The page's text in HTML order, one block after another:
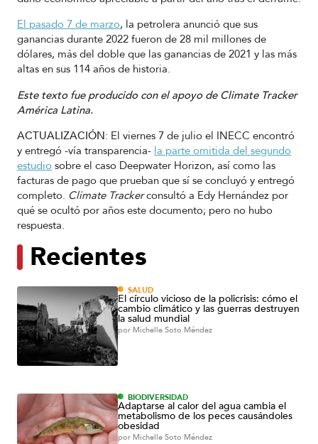
El pasado 7 de marzo, la petrolera anunció que sus
ganancias durante 2022 fueron de 28 mil millones de
dólares, más del doble que las ganancias de 2021 y las más
altas en sus 114 años de historia.
Este texto fue producido con el apoyo de Climate Tracker
América Latina.
ACTUALIZACIÓN: El viernes 7 de julio el INECC encontró
y entregó -vía transparencia- la parte omitida del segundo
estudio sobre el caso Deepwater Horizon, así como las
facturas de pago que prueban que sí se concluyó y entregó
completo. Climate Trackerconsultó a Edy Hernández por
qué se ocultó por años este documento; pero no hubo
respuesta.
Recientes
SALUD
El círculo vicioso de la policrisis: cómo el
cambio climático y las guerras destruyen
la salud mundial
por Michelle Soto Méndez
BIODIVERSIDAD
Adaptarse al calor del agua cambia el
metabolismo de los peces causándoles
obesidad
por Michelle Soto Méndez